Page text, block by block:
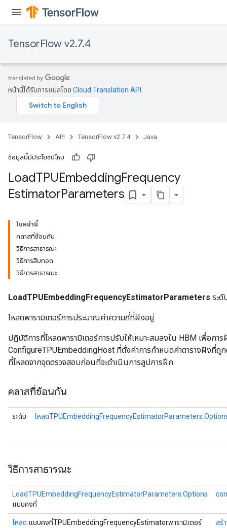
TensorFlow v2.7.4
หน้านี้ได้รับการแปลโดย Cloud Translation API
TensorFlow API TensorFlow v2.7.4 Java
ข้อมูลนี้มีประโยชน์ไหม
LoadTPUEmbeddingFrequency
EstimatorParameters
ในหน้านี้
คลาสที่ซ้อนกัน
วิธีการสาธารณะ
วิธีการสืบทอด
วิธีการสาธารณะ
LoadTPUEmbeddingFrequencyEstimatorParameters ระดั
โหลดพารามิเตอร์การประมาณค่าความถี่ที่ฝังอยู่
ปฏิบัติการที่โหลดพารามิเตอร์การปรับให้เหมาะสมลงใน HBM เพื่อกา
ConfigureTPUEmbeddingHost ที่ตั้งค่าการกำหนดค่าตารางฝังที่ถู
ที่โหลดจากจุดตรวจสอบก่อนที่จะดำเนินการลูปการฝึก
คลาสที่ซ้อนกัน
ระดับ โหลด
วิธีการสาธารณะ
LoadTPUEmbeddingFrequencyEstimatorParameters.Options
แบบคงที่
โหลด แบบคงที่TPUEmbeddingFrequencyEstimatorพารามิเตอร์
สร้